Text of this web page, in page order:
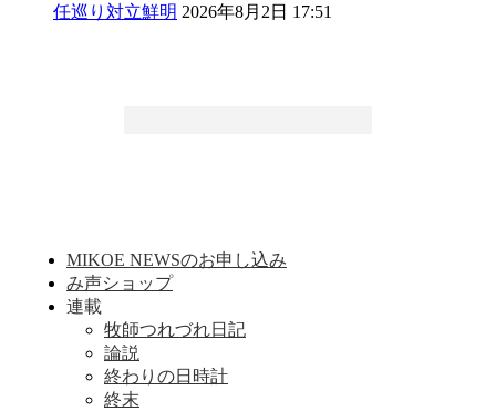
任巡り対立鮮明 2026年8月2日 17:51
MIKOE NEWSのお申し込み
み声ショップ
連載
牧師つれづれ日記
論説
終わりの日時計
終末